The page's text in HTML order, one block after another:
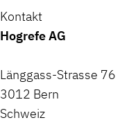
Kontakt
Hogrefe AG
Länggass-Strasse 76
3012 Bern
Schweiz